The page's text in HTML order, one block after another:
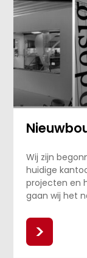
Wij zijn
huidige
projecten en
gaan wij het
>